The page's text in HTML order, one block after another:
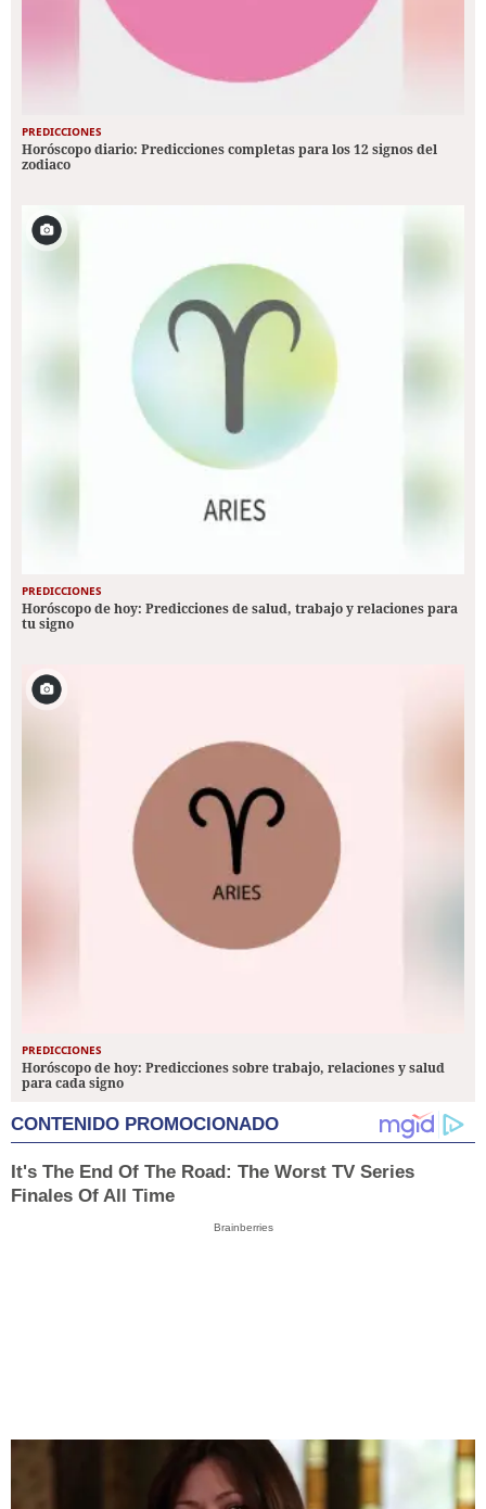
PREDICCIONES
Horóscopo diario: Predicciones completas para los 12 signos del
zodiaco
PREDICCIONES
Horóscopo de hoy: Predicciones de salud, trabajo y relaciones para
tu signo
PREDICCIONES
Horóscopo de hoy: Predicciones sobre trabajo, relaciones y salud
para cada signo
CONTENIDO PROMOCIONADO
It's The End Of The Road: The Worst TV Series
Finales Of All Time
Brainberries